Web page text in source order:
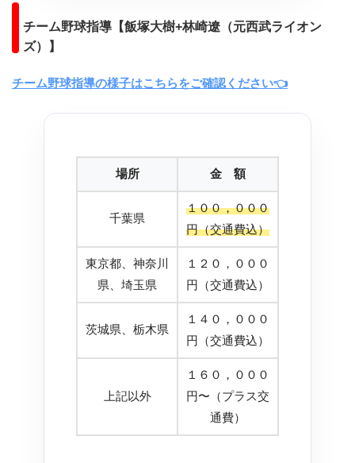
チーム野球指導【飯塚大樹+林崎遼（元西武ライオン
ズ）】
チーム野球指導の様子はこちらをご確認ください👈
場所 金 額
千葉県
１００，０００
円（交通費込）
東京都、神奈川
県、埼玉県
１２０，０００
円（交通費込）
茨城県、栃木県
１４０，０００
円（交通費込）
上記以外
１６０，０００
円〜（プラス交
通費）